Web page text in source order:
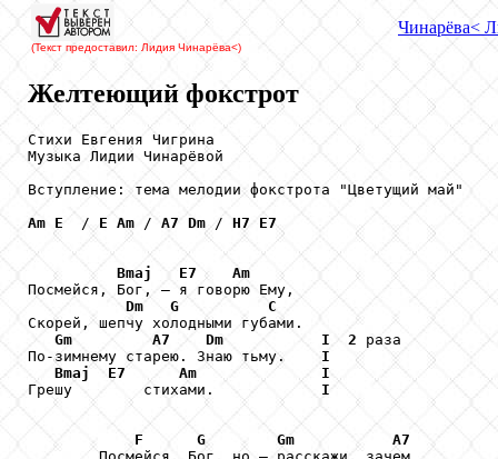
(Текст предоставил: Лидия Чинарёва<)
Чинарёва<
Желтеющий фокстрот
Стихи Евгения Чигрина
Музыка Лидии Чинарёвой
Вступление: тема мелодии фокстрота "Цветущий май"
Am E
  /
E Am / A7 Dm / H7 E7
Bmaj E7
Am
Посмейся, Бог, — я говорю Ему,
Dm
G
C
Скорей, шепчу холодными губами.
Gm
A7 Dm I 2 раза
По-зимнему старею. Знаю тьму. I
Bmaj
E7 Am
I
Грешу        стихами. I
F G Gm
A7